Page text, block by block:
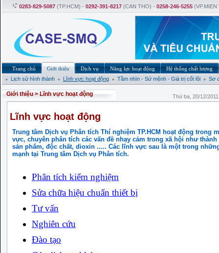
0283-829-5087 (TP.HCM) - 0292-391-8217 (CAN THO) - 0258-246-5255
Trang chủ
Giới thiệu
Lịch sử hình thành
Lĩnh vực hoạt động Tầm nhìn - Sứ mệnh - Giá trị cốt lõi Sơ
Dịch vụ Năng lực hoạt động Hệ thống chất lượng
Giới thiệu>Lĩnh vực hoạt động Thứ ba, 20/12/
Lĩnh vực hoạt động
Trung tâm Dịch vụ Phân tích Thí nghiệm TP.HCM hoạt động trong
vực, chuyên phân tích các vấn đề nhạy cảm trong xã hội như thành
sản phẩm, độc chất, dioxin ..... Các lĩnh vực sau là một trong
mạnh tại Trung tâm Dịch vụ Phân tích.
Phân tích kiểm nghiệm
Sửa chữa hiệu chuẩn thiết bị
Tư vấn
Nghiên cứu
Đào tạo